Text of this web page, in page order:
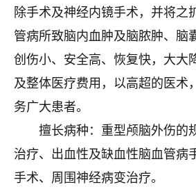
除手术及神经内镜手术，并将之
管病所致脑内血肿及脑脓肿、脑
创伤小、安全高、恢复快，大大
及整体医疗费用，以高超的医术
务广大患者。
擅长病种：重型颅脑外伤的
治疗、出血性及缺血性脑血管病
手术、周围神经病变治疗。